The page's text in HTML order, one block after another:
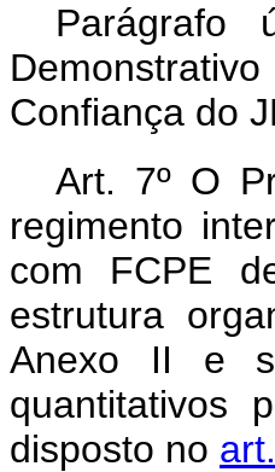
Parágrafo
Confiança do
Art. 7º O
regimento
com FCPE
estrutura
Anexo II e
quantitativos
disposto no